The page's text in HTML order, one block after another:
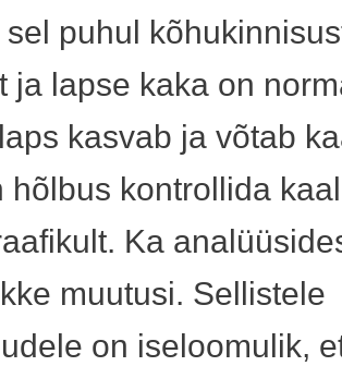
sel puhul
ja lapse kaka on
kasvab ja võtab
hõlbus kontrollida
Ka
muutusi. Sellistele
on iseloomulik,